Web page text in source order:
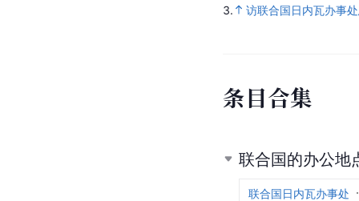
3.
访联合国日内瓦办事
条目合集
联合国的办公地
联合国日内瓦办事处